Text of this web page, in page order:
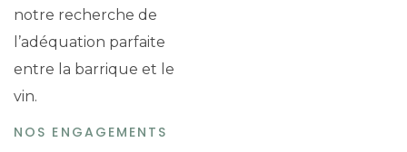
notre recherche de
l’adéquation parfaite
entre la barrique et le
vin.
NOS ENGAGEMENTS